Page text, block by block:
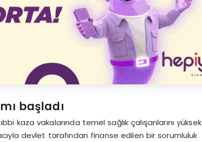
başladı
kaza vakalarında temel sağlık çalışanlarını yüksek
devlet tarafından finanse edilen bir sorumluluk